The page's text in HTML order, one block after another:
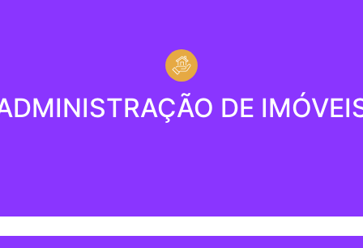
DE
Administração de Imóveis
assessoria especializada, com tamanhos e